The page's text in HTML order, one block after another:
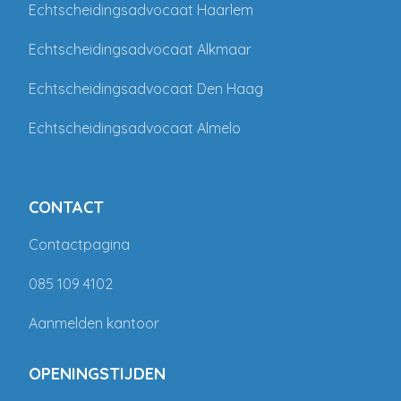
Echtscheidingsadvocaat Haarlem
Echtscheidingsadvocaat Alkmaar
Echtscheidingsadvocaat Den Haag
Echtscheidingsadvocaat Almelo
CONTACT
Contactpagina
085 109 4102
Aanmelden kantoor
OPENINGSTIJDEN